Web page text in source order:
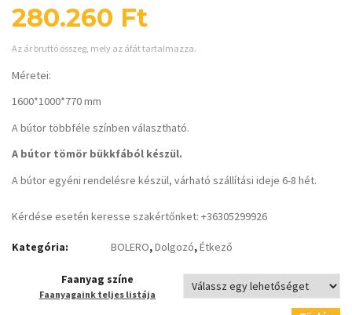
280.260 Ft
Az ár bruttó összeg, mely az áfát tartalmazza.
Méretei:
1600*1000*770 mm
A bútor többféle színben választható.
A bútor tömör bükkfából készül.
A bútor egyéni rendelésre készül, várható szállítási ideje 6-8 hét.
Kérdése esetén keresse szakértőnket: +36305299926
Kategória: BOLERO,Dolgozó,Étkező
Faanyag színe
Faanyagaink teljes listája